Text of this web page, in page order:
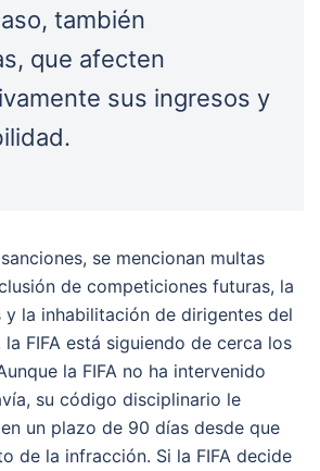
también
que afecten
sus ingresos y
se mencionan multas
de competiciones futuras, la
la inhabilitación de dirigentes del
FIFA está siguiendo de cerca los
la FIFA no ha intervenido
su código disciplinario le
un plazo de 90 días desde que
de la infracción. Si la FIFA decide